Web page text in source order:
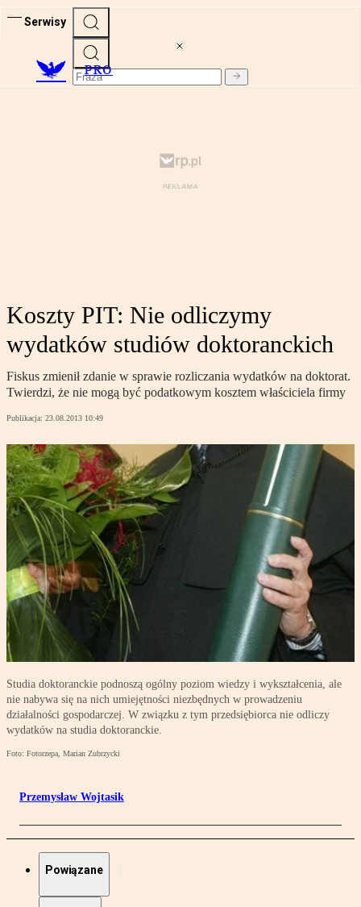
Serwisy
PRO
Koszty PIT: Nie odliczymy
wydatków studiów doktoranckich
Fiskus zmienił zdanie w sprawie rozliczania wydatków na doktorat.
Twierdzi, że nie mogą być podatkowym kosztem właściciela firmy
Publikacja: 23.08.2013 10:49
Studia doktoranckie podnoszą ogólny poziom wiedzy i wykształcenia, ale
nie nabywa się na nich umiejętności niezbędnych w prowadzeniu
działalności gospodarczej. W związku z tym przedsiębiorca nie odliczy
wydatków na studia doktoranckie.
Foto: Fotorzepa, Marian Zubrzycki
Przemysław Wojtasik
Powiązane